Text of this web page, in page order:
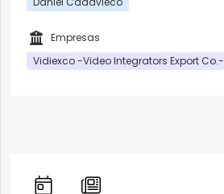
Empresas
Vidiexco -Video Integrators Export Co.-